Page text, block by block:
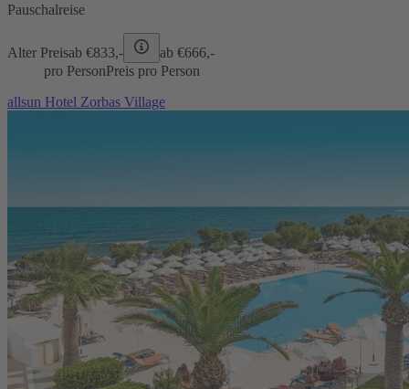
Pauschalreise
Alter Preisab €833,- ab €666,-
pro PersonPreis pro Person
allsun Hotel Zorbas Village